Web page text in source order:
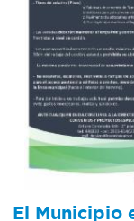
El Municipio